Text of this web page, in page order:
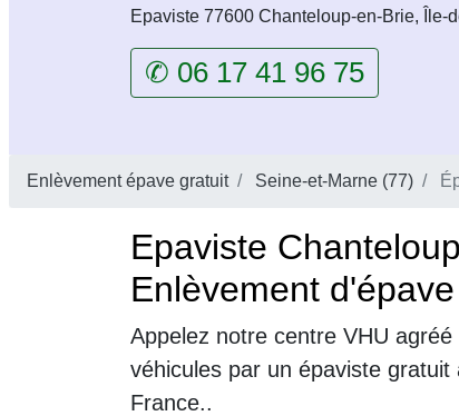
Epaviste 77600 Chanteloup-en-Brie, Île-
✆ 06 17 41 96 75
Enlèvement épave gratuit Seine-et-Marne (77)
Epaviste
Enlèvement
Appelez notre centre VHU
véhicules par un épaviste
France..